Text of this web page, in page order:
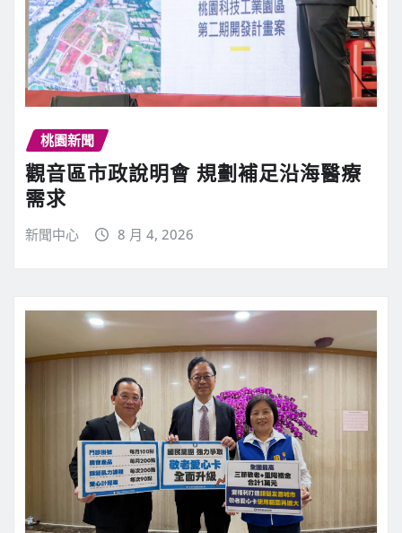
桃園新聞
觀音區市政說明會 規劃補足沿海醫療
需求
新聞中心 8 月 4, 2026